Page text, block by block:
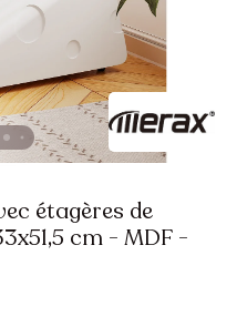
étagères de
cm - MDF -